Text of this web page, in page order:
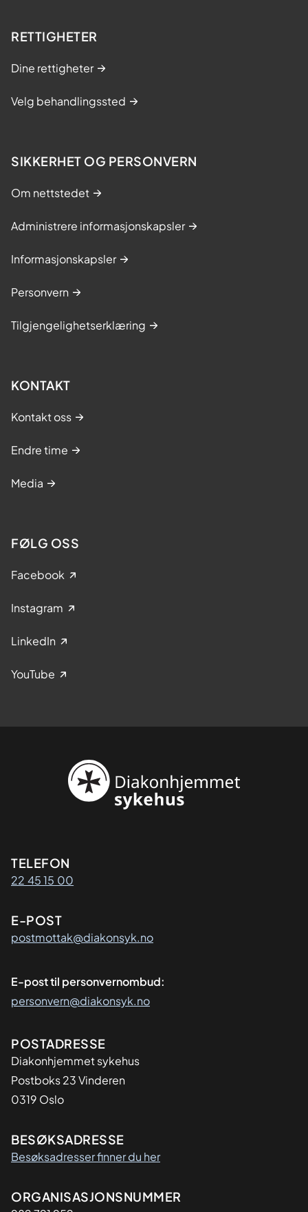
RETTIGHETER
Dine rettigheter
Velg behandlingssted
SIKKERHET OG PERSONVERN
Om nettstedet
Administrere informasjonskapsler
Informasjonskapsler
Personvern
Tilgjengelighetserklæring
KONTAKT
Kontakt oss
Endre time
Media
FØLG OSS
Facebook
Instagram
LinkedIn
YouTube
Kontaktinformasjon
TELEFON
22 45 15 00
E-POST
postmottak@diakonsyk.no
E-post til personvernombud:
personvern@diakonsyk.no
Adresse
POSTADRESSE
Diakonhjemmet sykehus
Postboks 23 Vinderen
0319 Oslo
BESØKSADRESSE
Besøksadresser finner du her
Organisasjon
ORGANISASJONSNUMMER